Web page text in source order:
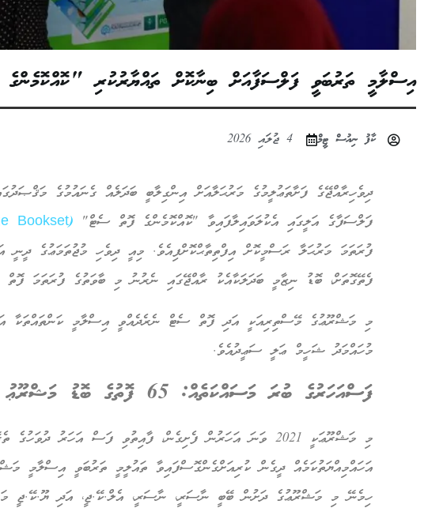
އިސްލާމީ ތަރުބަވީ ފަލްސަފާއަށް ބިނާކޮށް ތައްޔާރުކުރި
ކާފު ނިއުސް ޓީމް 4 ޖުލައި 2026
ދިވެހިރާއްޖޭގެ ފަށާތަޢުލީމުގެ މަރުޙަލާއަށް އިންގިލާބީ ބަދަލެއް ގެނައުމުގެ
ފަލްސަފާގެ އަލީގައި އެކުލަވައިލާފައިވާ "ކޮއްކޮމެންގެ ފޮތް ސެޓް" (The Kokkomenge Bookset)
ފުރަތަމަ މަރުޙަލާ ރަސްމީކޮށް އިފްތިތާޙްކޮށްފިއެވެ. މިއީ ދިވެހި މުޖުތަމަޢުގެ ދީނީ
ފެތޭގޮތަށް، ބޮޑު ނިޒާމީ ބަދަލަކާއެކު ރާއްޖޭގައި ނެރުނު މި ބާވަތުގެ ފުރަތަމަ
މި މަޝްރޫޢުގެ މޭސްތިރިއަކީ އަދި ފޮތް ސެޓް ނެރެދެއްވީ އިސްލާމީ ކަންތައްތަކާ
މުހައްމަދު ޝަހީމް ޢަލީ ސަޢީދުއެވެ.
ފަސްއަހަރުގެ ބުރަ މަސައްކަތެއް: 65 ފޮތުގެ ބޮޑު މަޝްރޫޢު
މި މަޝްރޫޢަކީ 2021 ވަނަ އަހަރުން ފެށިގެން، ފާއިތުވި ފަސް އަހަރު
ހިމެނޭ މި މަޝްރޫޢުގެ ދަށުން ބޭބީ ނާސަރީ، ނާސަރީ، އެލް.ކޭ.ޖީ، އަދި ޔޫ.ކޭ.ޖީ